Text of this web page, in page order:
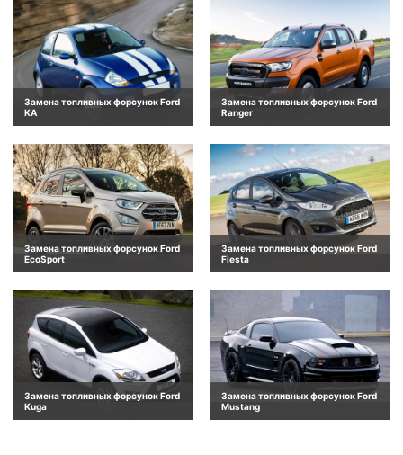
Замена топливных форсунок Ford
KA
Замена топливных форсунок Ford
Ranger
Замена топливных форсунок Ford
EcoSport
Замена топливных форсунок Ford
Fiesta
Замена топливных форсунок Ford
Kuga
Замена топливных форсунок Ford
Mustang